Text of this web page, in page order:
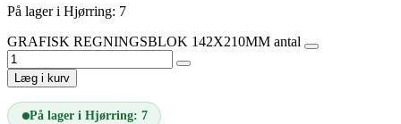
På lager i Hjørring: 7
GRAFISK REGNINGSBLOK 142X210MM antal
Læg i kurv
På lager i Hjørring: 7